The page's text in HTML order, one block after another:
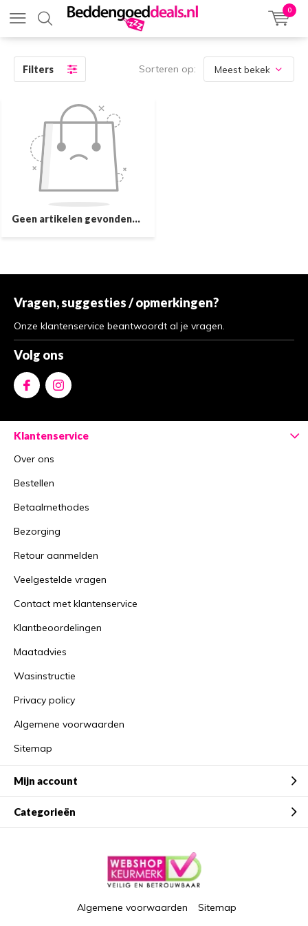
0
Filters Sorteren op:
Geen artikelen gevonden...
Vragen, suggesties / opmerkingen?
Onze klantenservice beantwoordt al je vragen.
Volg ons
Klantenservice
Over ons
Bestellen
Betaalmethodes
Bezorging
Retour aanmelden
Veelgestelde vragen
Contact met klantenservice
Klantbeoordelingen
Maatadvies
Wasinstructie
Privacy policy
Algemene voorwaarden
Sitemap
Mijn account
Categorieën
Algemene voorwaarden Sitemap